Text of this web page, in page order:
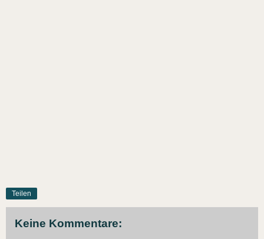
Teilen
Keine Kommentare: